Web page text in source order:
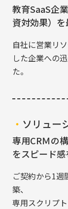
お問
免責事項
個人情報保護方針​
セキュリティ方針
教育SaaS企
資対効果）
自社に営業リ
した企業への
た。
ソリュー
専用CRＭの
をスピード
ご契約から1週
築、
専用スクリプ